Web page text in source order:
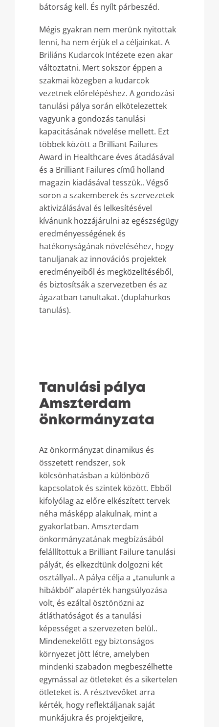
bátorság kell. És nyílt párbeszéd.
Mégis gyakran nem merünk nyitottak
lenni, ha nem érjük el a céljainkat. A
Briliáns Kudarcok Intézete ezen akar
változtatni. Mert sokszor éppen a
szakmai közegben a kudarcok
vezetnek előrelépéshez. A gondozási
tanulási pálya során elkötelezettek
vagyunk a gondozás tanulási
kapacitásának növelése mellett. Ezt
többek között a Brilliant Failures
Award in Healthcare éves átadásával
és a Brilliant Failures című holland
magazin kiadásával tesszük.. Végső
soron a szakemberek és szervezetek
aktivizálásával és lelkesítésével
kívánunk hozzájárulni az egészségügy
eredményességének és
hatékonyságának növeléséhez, hogy
tanuljanak az innovációs projektek
eredményeiből és megközelítéséből,
és biztosítsák a szervezetben és az
ágazatban tanultakat. (duplahurkos
tanulás).
Tanulási pálya
Amszterdam
önkormányzata
Az önkormányzat dinamikus és
összetett rendszer, sok
kölcsönhatásban a különböző
kapcsolatok és szintek között. Ebből
kifolyólag az előre elkészített tervek
néha másképp alakulnak, mint a
gyakorlatban. Amszterdam
önkormányzatának megbízásából
felállítottuk a Brilliant Failure tanulási
pályát, és elkezdtünk dolgozni két
osztállyal.. A pálya célja a „tanulunk a
hibákból” alapérték hangsúlyozása
volt, és ezáltal ösztönözni az
átláthatóságot és a tanulási
képességet a szervezeten belül..
Mindenekelőtt egy biztonságos
környezet jött létre, amelyben
mindenki szabadon megbeszélhette
egymással az ötleteket és a sikertelen
ötleteket is. A résztvevőket arra
kérték, hogy reflektáljanak saját
munkájukra és projektjeikre,